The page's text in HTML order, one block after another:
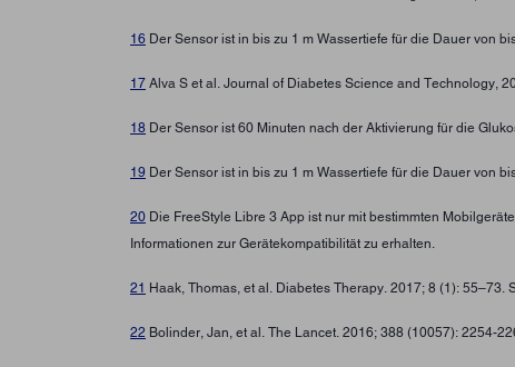
16 Der Sensor ist in bis zu 1 m Wassertiefe für die Dauer von
17 Alva S et al. Journal of Diabetes Science and Technology,
18 Der Sensor ist 60 Minuten nach der Aktivierung für die
19 Der Sensor ist in bis zu 1 m Wassertiefe für die Dauer von
20 Die FreeStyle Libre 3 App ist nur mit bestimmten
Informationen zur Gerätekompatibilität zu erhalten.
21 Haak, Thomas, et al. Diabetes Therapy. 2017; 8 (1):
22 Bolinder, Jan, et al. The Lancet. 2016; 388 (10057): 2254-